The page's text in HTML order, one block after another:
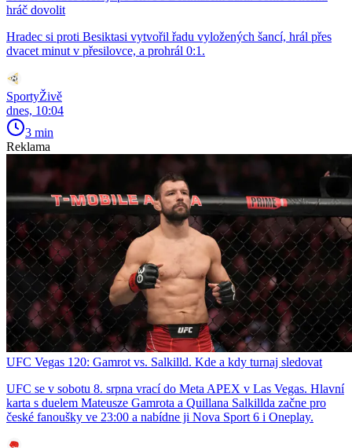
hráč dovolit
Hradec si proti Besiktasi vytvořil řadu vyložených šancí, hrál přes
dvacet minut v přesilovce, a prohrál 0:1.
SportyŽivě
dnes, 10:04
3 min
Reklama
UFC Vegas 120: Gamrot vs. Salkilld. Kde a kdy turnaj sledovat
UFC se v sobotu 8. srpna vrací do Meta APEX v Las Vegas. Hlavní
karta s duelem Mateusze Gamrota a Quillana Salkillda začne pro
české fanoušky ve 23:00 a nabídne ji Nova Sport 6 i Oneplay.